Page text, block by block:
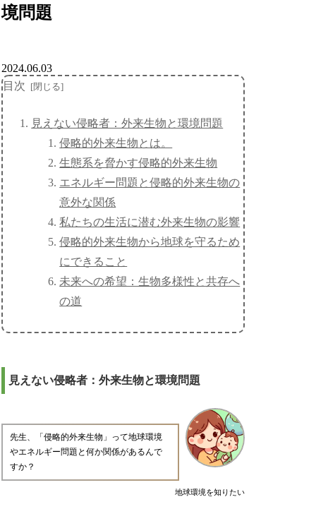
境問題
2024.06.03
目次
見えない侵略者：外来生物と環境問題
侵略的外来生物とは。
生態系を脅かす侵略的外来生物
エネルギー問題と侵略的外来生物の
意外な関係
私たちの生活に潜む外来生物の影響
侵略的外来生物から地球を守るため
にできること
未来への希望：生物多様性と共存へ
の道
見えない侵略者：外来生物と環境問題
地球環境を知りたい
先生、「侵略的外来生物」って地球環境
やエネルギー問題と何か関係があるんで
すか？